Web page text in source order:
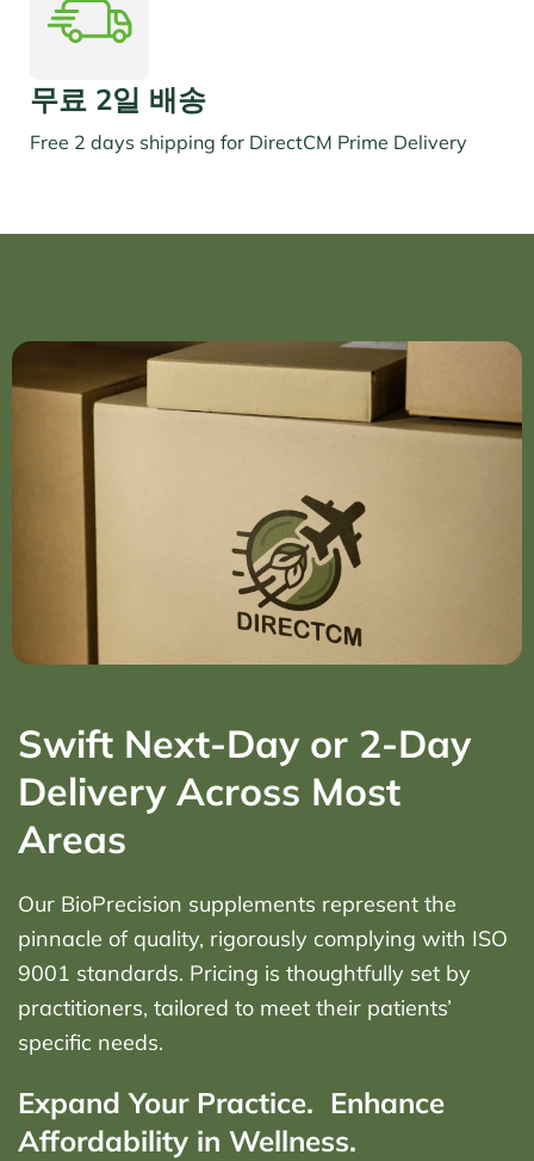
무료 2일 배송
Free 2 days shipping for DirectCM Prime Delivery
Swift Next-Day or 2-Day
Delivery Across Most
Areas
Our BioPrecision supplements represent the
pinnacle of quality, rigorously complying with ISO
9001 standards. Pricing is thoughtfully set by
practitioners, tailored to meet their patients’
specific needs.
Expand Your Practice. Enhance
Affordability in Wellness.